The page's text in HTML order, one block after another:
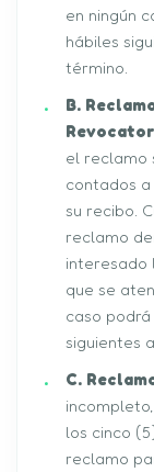
en ningún
hábiles
término.
B.
el reclamo
contados
su recibo.
reclamo
interesado
que se
caso
siguientes
C.
los cinco
reclamo